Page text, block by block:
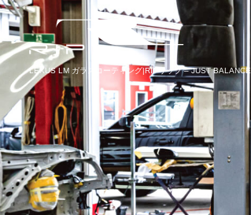
LEXUS LM ガラスコーティング|RIPリップ – JUST BALANCE